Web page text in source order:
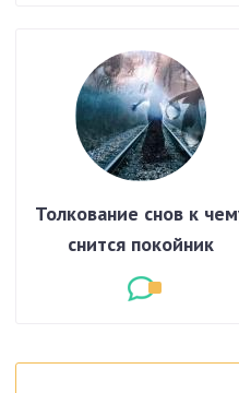
Толкование снов к
снится покойник